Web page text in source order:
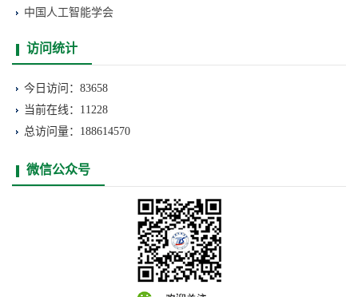
中国人工智能学会
访问统计
今日访问：83658
当前在线：11228
总访问量：188614570
微信公众号